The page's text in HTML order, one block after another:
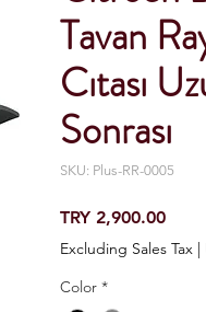
Tavan
Cıtası
Sonrası
SKU: Plus-RR-0005
TRY 2,900.00Price
Excluding Sales Tax |
Color *